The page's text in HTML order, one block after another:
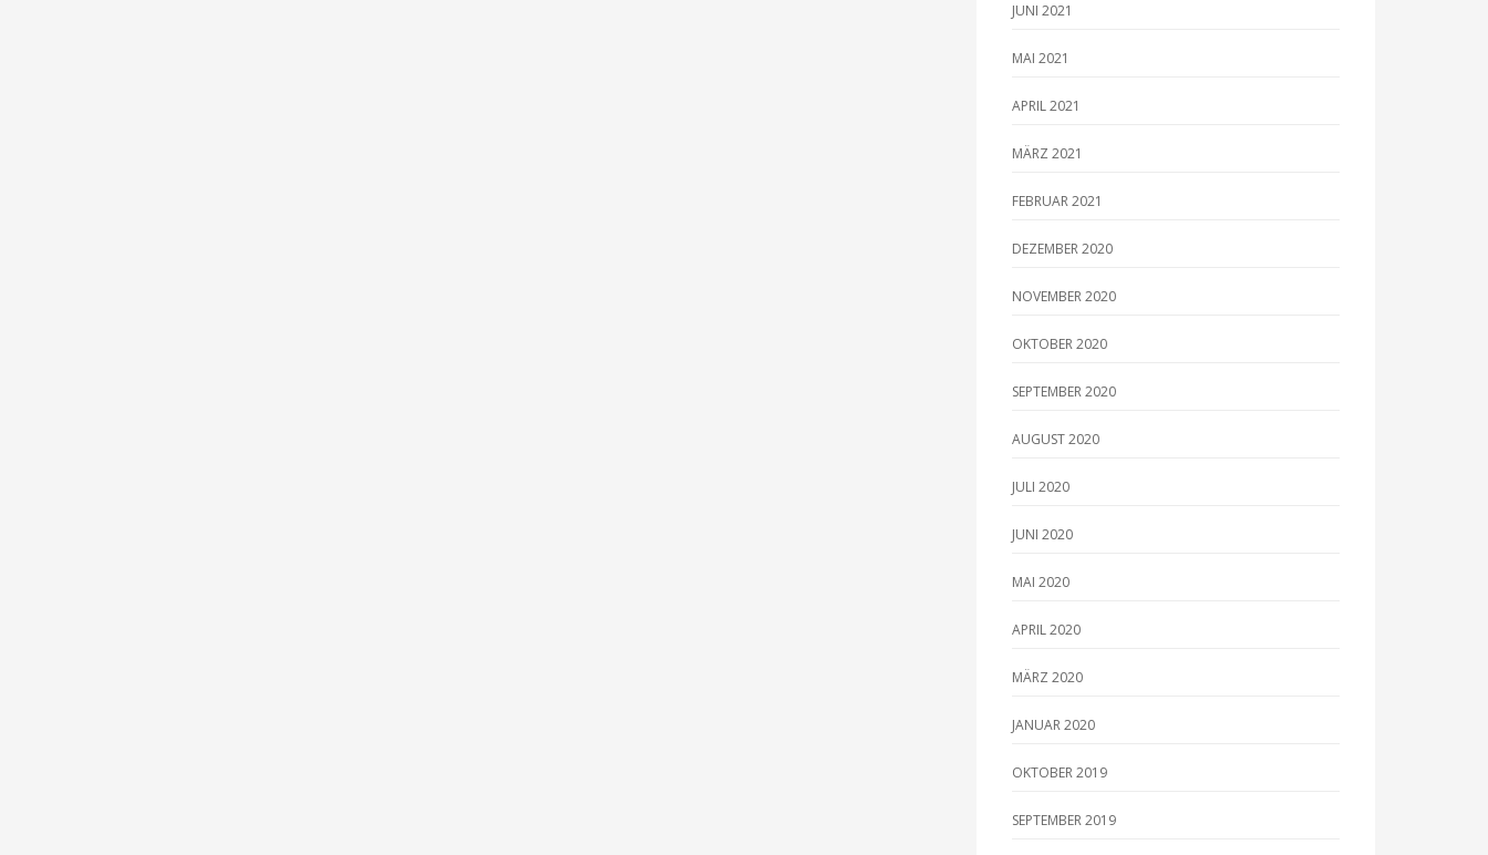
JUNI 2021
MAI 2021
APRIL 2021
MÄRZ 2021
FEBRUAR 2021
DEZEMBER 2020
NOVEMBER 2020
OKTOBER 2020
SEPTEMBER 2020
AUGUST 2020
JULI 2020
JUNI 2020
MAI 2020
APRIL 2020
MÄRZ 2020
JANUAR 2020
OKTOBER 2019
SEPTEMBER 2019